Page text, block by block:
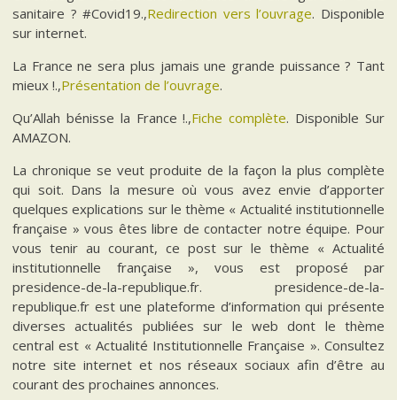
sanitaire ? #Covid19.,Redirection vers l’ouvrage. Disponible
sur internet.
La France ne sera plus jamais une grande puissance ? Tant
mieux !.,Présentation de l’ouvrage.
Qu’Allah bénisse la France !.,Fiche complète. Disponible Sur
AMAZON.
La chronique se veut produite de la façon la plus complète
qui soit. Dans la mesure où vous avez envie d’apporter
quelques explications sur le thème « Actualité institutionnelle
française » vous êtes libre de contacter notre équipe. Pour
vous tenir au courant, ce post sur le thème « Actualité
institutionnelle française », vous est proposé par
presidence-de-la-republique.fr. presidence-de-la-
republique.fr est une plateforme d’information qui présente
diverses actualités publiées sur le web dont le thème
central est « Actualité Institutionnelle Française ». Consultez
notre site internet et nos réseaux sociaux afin d’être au
courant des prochaines annonces.